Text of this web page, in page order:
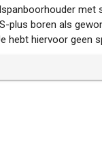
met
plus boren als
hebt hiervoor geen